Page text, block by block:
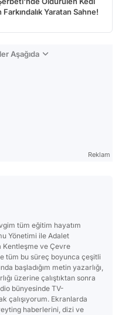
Yaratan Sahne!
Aşağıda
Reklam
tüm eğitim hayatım
Yönetimi ile Adalet
Kentleşme ve Çevre
tüm bu süreç boyunca çeşitli
başladığım metin yazarlığı,
üzerine çalıştıktan sonra
bünyesinde TV-
çalışıyorum. Ekranlarda
haberlerini, dizi ve